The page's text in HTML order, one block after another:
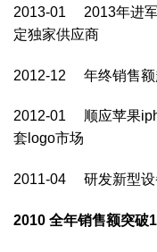
2013-01 2013年进军
定独家供应商
2012-12 年终销售额
2012-01 顺应苹果
套logo市场
2011-04 研发新型设
2010 全年销售额突破